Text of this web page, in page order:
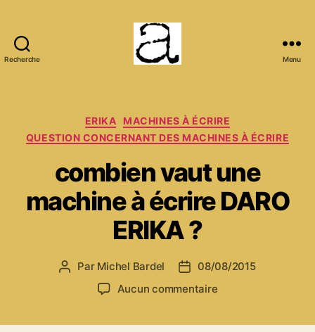
Recherche Menu
Catégories
ERIKA
MACHINES À ÉCRIRE
QUESTION CONCERNANT DES MACHINES À ÉCRIRE
combien vaut une
machine à écrire DARO
ERIKA ?
Auteur
Par Michel Bardel
Date
de
08/08/2015
Aucun commentairesur